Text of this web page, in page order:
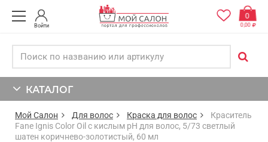
Войти
0
0,00
КАТАЛОГ
Мой Салон Для волос Краска для волос
Краситель
Fane Ignis Color Oil с кислым pH для волос, 5/73 светлый
шатен коричнево-золотистый, 60 мл